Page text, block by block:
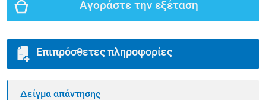
Αγοράστε την εξέταση
Επιπρόσθετες πληροφορίες
Δείγμα απάντησης